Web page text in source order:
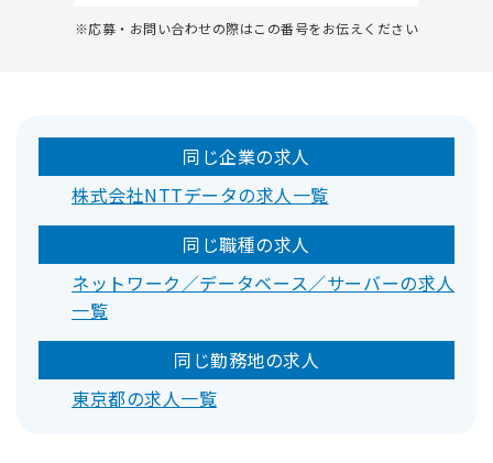
※応募・お問い合わせの際はこの番号をお伝えください
同じ企業の求人
株式会社NTTデータの求人一覧
同じ職種の求人
ネットワーク／データベース／サーバーの求人
一覧
同じ勤務地の求人
東京都の求人一覧